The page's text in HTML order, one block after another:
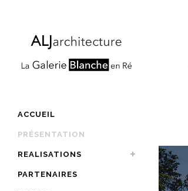
ACCUEIL
PRÉSENTATION
REALISATIONS
PARTENAIRES